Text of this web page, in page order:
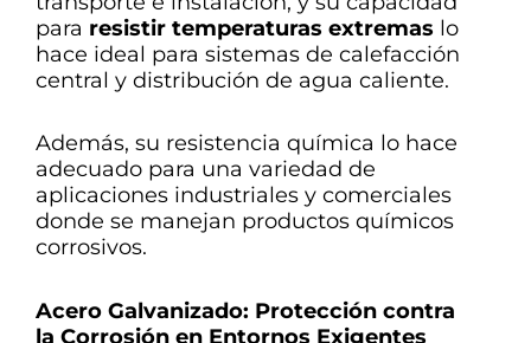
para resistir temperaturas extremas lo
hace ideal para sistemas de calefacción
central y distribución de agua caliente.
Además, su resistencia química lo hace
adecuado para una variedad de
aplicaciones industriales y comerciales
donde se manejan productos químicos
corrosivos.
Acero Galvanizado: Protección contra
la Corrosión en Entornos Exigentes